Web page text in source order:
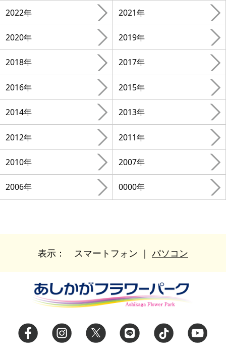
2022年 2021年
2020年 2019年
2018年 2017年
2016年 2015年
2014年 2013年
2012年 2011年
2010年 2007年
2006年 0000年
表示： スマートフォン ｜ パソコン